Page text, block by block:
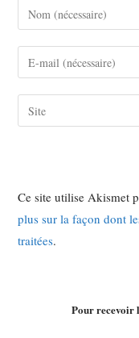
Ce site utilise Akismet
plus sur la façon dont
traitées.
Pour recevoir